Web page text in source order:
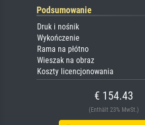
Podsumowanie
Druk i nośnik
Wykończenie
Rama na płótno
Wieszak na obraz
Koszty licencjonowania
€ 154.43
(Enthält 23% MwSt.)